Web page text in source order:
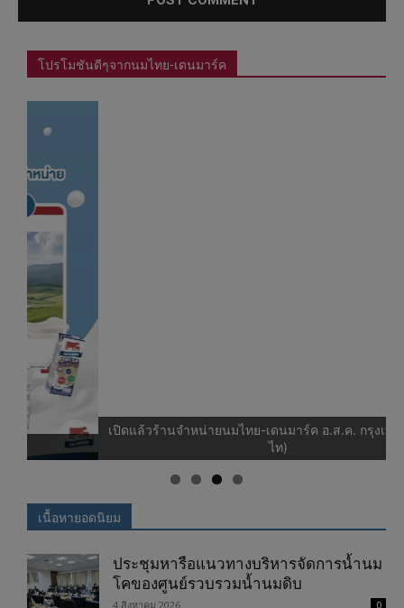
โปรโมชันดีๆจากนมไทย-เดนมาร์ค
เปิดแล้วร้านจำหน่ายนมไทย-เดนมาร์ค อ.ส.ค. กรุงเทพฯ (ตลาด
เนื้อหายอดนิยม
ประชุมหารือแนวทางบริหารจัดการน้ำนม
โคของศูนย์รวบรวมน้ำนมดิบ
4 สิงหาคม 2026 0